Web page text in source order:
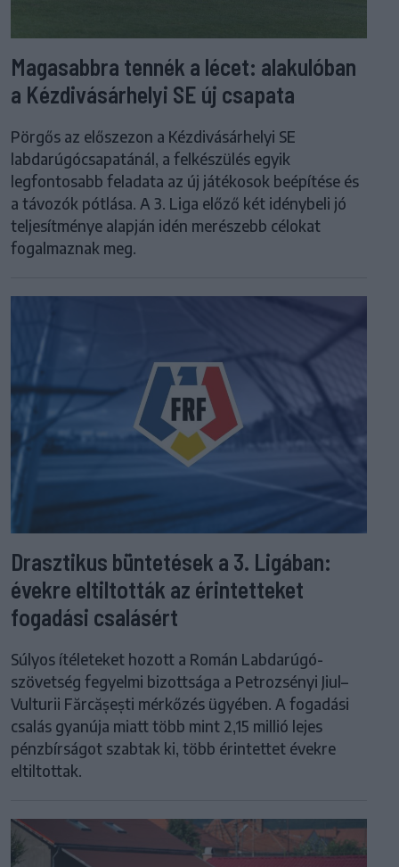
Magasabbra tennék a lécet: alakulóban
a Kézdivásárhelyi SE új csapata
Pörgős az előszezon a Kézdivásárhelyi SE
labdarúgócsapatánál, a felkészülés egyik
legfontosabb feladata az új játékosok beépítése és
a távozók pótlása. A 3. Liga előző két idénybeli jó
teljesítménye alapján idén merészebb célokat
fogalmaznak meg.
Drasztikus büntetések a 3. Ligában:
évekre eltiltották az érintetteket
fogadási csalásért
Súlyos ítéleteket hozott a Román Labdarúgó-
szövetség fegyelmi bizottsága a Petrozsényi Jiul–
Vulturii Fărcășești mérkőzés ügyében. A fogadási
csalás gyanúja miatt több mint 2,15 millió lejes
pénzbírságot szabtak ki, több érintettet évekre
eltiltottak.